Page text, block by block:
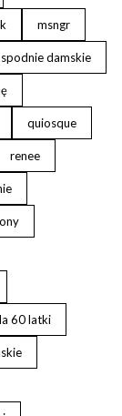
msngr
damskie
quiosque
renee
60 latki